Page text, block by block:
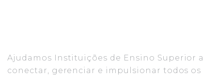
Ajudamos Instituições de Ensino Superior a
conectar, gerenciar e impulsionar todos os